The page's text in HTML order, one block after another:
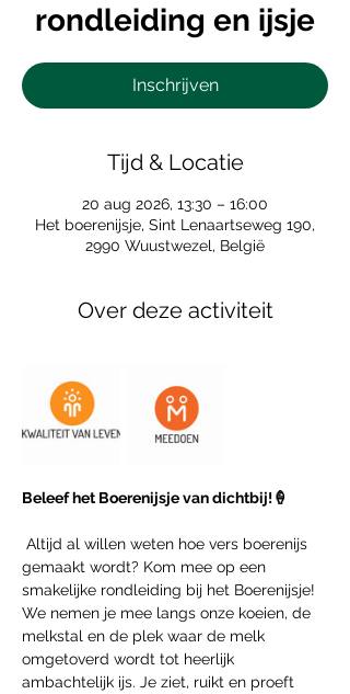
rondleiding en ijsje
Inschrijven
Tijd & Locatie
20 aug 2026, 13:30 – 16:00
Het boerenijsje, Sint Lenaartseweg 190,
2990 Wuustwezel, België
Over deze activiteit
Beleef het Boerenijsje van dichtbij!🍦
gemaakt wordt? Kom mee op een
smakelijke rondleiding bij het Boerenijsje!
We nemen je mee langs onze koeien, de
melkstal en de plek waar de melk
omgetoverd wordt tot heerlijk
ambachtelijk ijs. Je ziet, ruikt en proeft